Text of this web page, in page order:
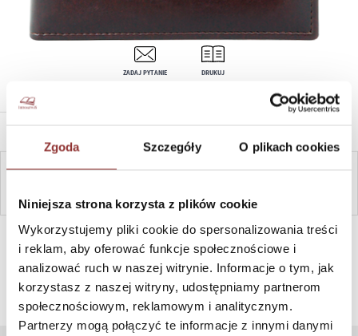
Zgoda Szczegóły O plikach cookies
Niniejsza strona korzysta z plików cookie
Wykorzystujemy pliki cookie do spersonalizowania treści
i reklam, aby oferować funkcje społecznościowe i
analizować ruch w naszej witrynie. Informacje o tym, jak
korzystasz z naszej witryny, udostępniamy partnerom
społecznościowym, reklamowym i analitycznym.
Partnerzy mogą połączyć te informacje z innymi danymi
ZADAJ PYTANIE DRUKUJ
SZYBKI KONTAKT PN-PT, 8-16, +48 698 291 992, +48 608